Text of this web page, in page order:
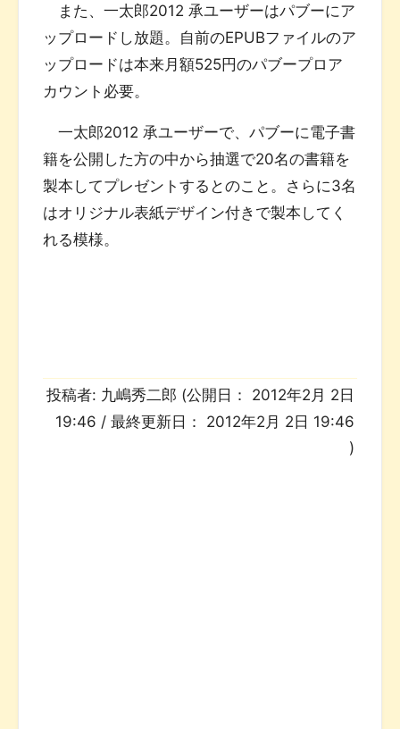
また、一太郎2012 承ユーザーはパブーにア
ップロードし放題。自前のEPUBファイルのア
ップロードは本来月額525円のパブープロア
カウント必要。
一太郎2012 承ユーザーで、パブーに電子書
籍を公開した方の中から抽選で20名の書籍を
製本してプレゼントするとのこと。さらに3名
はオリジナル表紙デザイン付きで製本してく
れる模様。
投稿者: 九嶋秀二郎 (公開日： 2012年2月 2日
19:46 / 最終更新日： 2012年2月 2日 19:46
)